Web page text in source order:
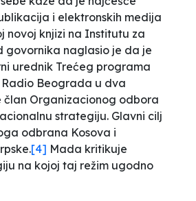
i elektronskih medija
novoj knjizi na Institutu za
govornika naglasio je da je
urednik Trećeg programa
Beograda u dva
Organizacionog odbora
strategiju. Glavni cilj
odbrana Kosova i
.[4] Mada kritikuje
na kojoj taj režim ugodno